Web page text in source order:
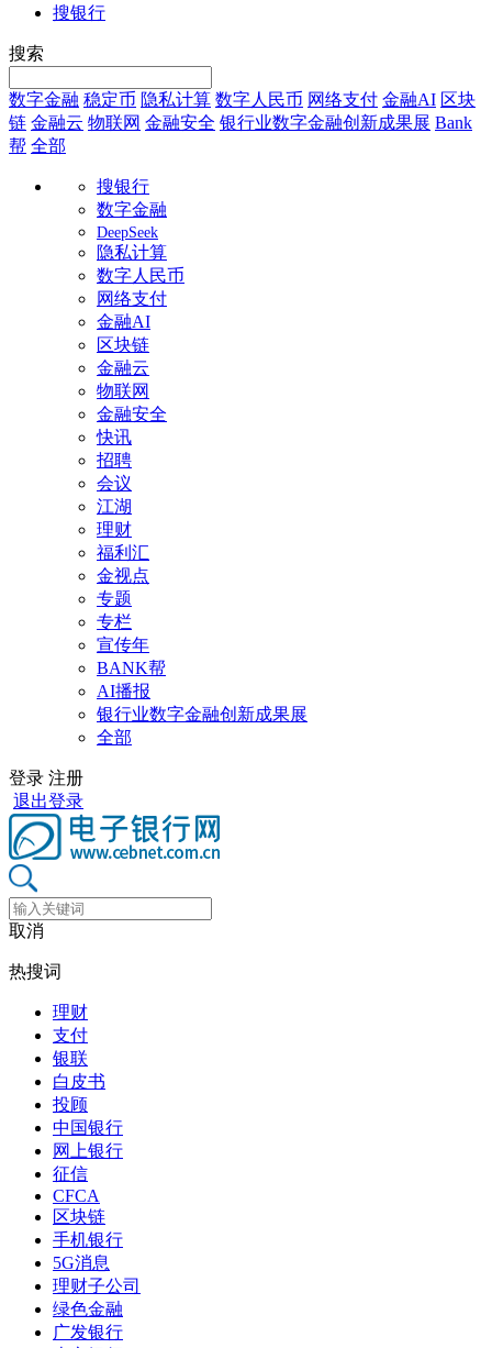
搜银行
搜索
数字金融 稳定币 隐私计算 数字人民币 网络支付 金融AI 区块
链 金融云 物联网 金融安全 银行业数字金融创新成果展 Bank
帮 全部
搜银行
数字金融
DeepSeek
隐私计算
数字人民币
网络支付
金融AI
区块链
金融云
物联网
金融安全
快讯
招聘
会议
江湖
理财
福利汇
金视点
专题
专栏
宣传年
BANK帮
AI播报
银行业数字金融创新成果展
全部
登录 注册
退出登录
取消
热搜词
理财
支付
银联
白皮书
投顾
中国银行
网上银行
征信
CFCA
区块链
手机银行
5G消息
理财子公司
绿色金融
广发银行